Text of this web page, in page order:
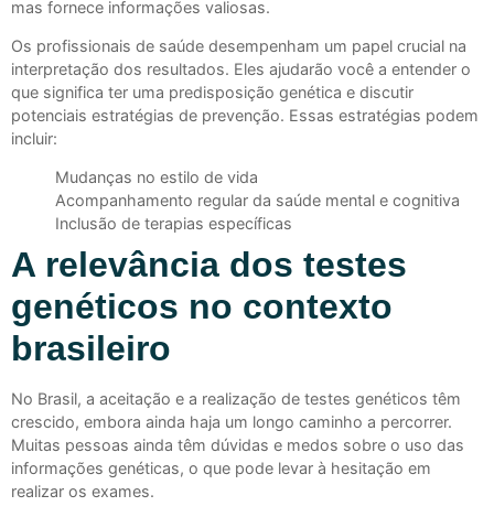
mas fornece informações valiosas.
Os profissionais de saúde desempenham um papel crucial na
interpretação dos resultados. Eles ajudarão você a entender o
que significa ter uma predisposição genética e discutir
potenciais estratégias de prevenção. Essas estratégias podem
incluir:
Mudanças no estilo de vida
Acompanhamento regular da saúde mental e cognitiva
Inclusão de terapias específicas
A relevância dos testes
genéticos no contexto
brasileiro
No Brasil, a aceitação e a realização de testes genéticos têm
crescido, embora ainda haja um longo caminho a percorrer.
Muitas pessoas ainda têm dúvidas e medos sobre o uso das
informações genéticas, o que pode levar à hesitação em
realizar os exames.